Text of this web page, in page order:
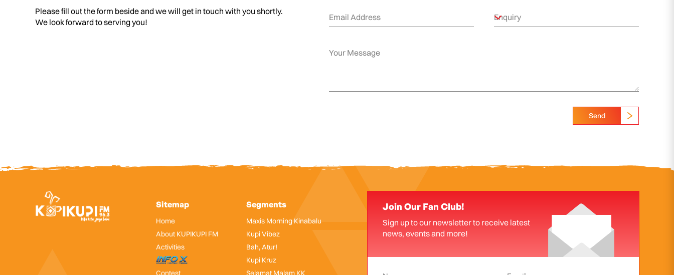
Please fill out the form beside and we will get in touch with you shortly.
We look forward to serving you!
Send
Sitemap
Home
About KUPIKUPI FM
Activities
InfoX
Contest
Segments
Maxis Morning Kinabalu
Kupi Vibez
Bah, Atur!
Kupi Kruz
Selamat Malam KK
Join Our Fan Club!
Sign up to our newsletter to receive latest
news, events and more!